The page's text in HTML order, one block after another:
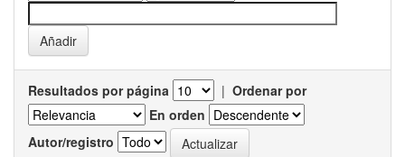
Resultados por página | Ordenar por
En orden
Autor/registro